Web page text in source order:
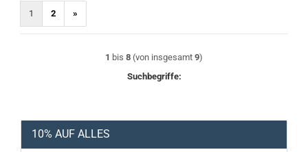
1 2 »
1 bis 8 (von insgesamt 9)
Suchbegriffe:
10% AUF ALLES